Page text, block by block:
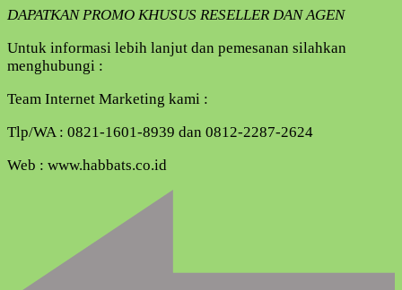
DAPATKAN PROMO KHUSUS RESELLER DAN AGEN
Untuk informasi lebih lanjut dan pemesanan silahkan
menghubungi :
Team Internet Marketing kami :
Tlp/WA : 0821-1601-8939 dan 0812-2287-2624
Web : www.habbats.co.id